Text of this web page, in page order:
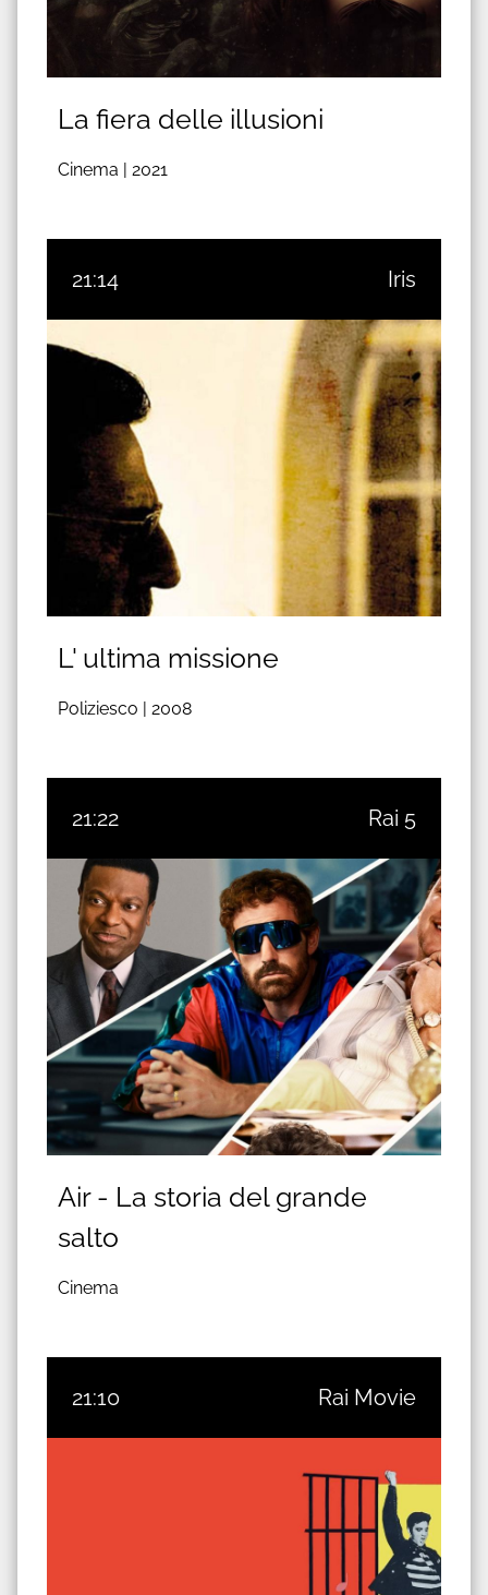
La fiera delle illusioni
Cinema | 2021
21:14 Iris
L' ultima missione
Poliziesco | 2008
21:22 Rai 5
Air - La storia del grande
salto
Cinema
21:10 Rai Movie